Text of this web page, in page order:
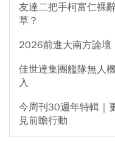
友達二把手柯富仁裸
草？
2026前進大南方論壇
佳世達集團艦隊無人
入
今周刊30週年特輯｜
見前瞻行動